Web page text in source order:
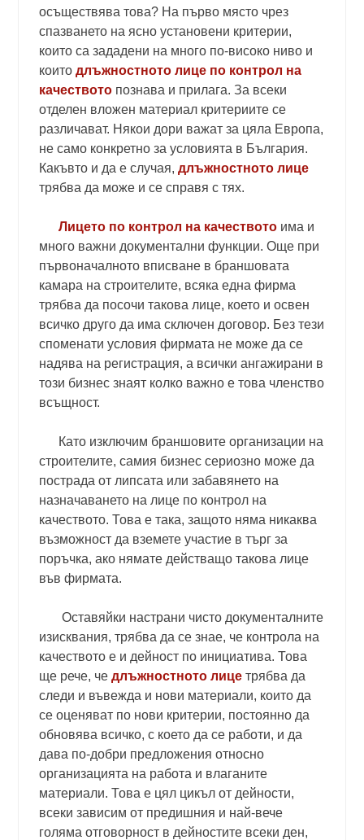
осъществява това? На първо място чрез
спазването на ясно установени критерии,
които са зададени на много по-високо ниво и
които длъжностното лице по контрол на
качеството познава и прилага. За всеки
отделен вложен материал критериите се
различават. Някои дори важат за цяла Европа,
не само конкретно за условията в България.
Какъвто и да е случая,длъжностното лице
трябва да може и се справя с тях.
Лицето по контрол на качеството има и
много важни документални функции. Още при
първоначалното вписване в браншовата
камара на строителите, всяка една фирма
трябва да посочи такова лице, което и освен
всичко друго да има сключен договор. Без тези
споменати условия фирмата не може да се
надява на регистрация, а всички ангажирани в
този бизнес знаят колко важно е това членство
всъщност.
Като изключим браншовите организации на
строителите, самия бизнес сериозно може да
пострада от липсата или забавянето на
назначаването на лице по контрол на
качеството. Това е така, защото няма никаква
възможност да вземете участие в търг за
поръчка, ако нямате действащо такова лице
във фирмата.
Оставяйки настрани чисто документалните
изисквания, трябва да се знае, че контрола на
качеството е и дейност по инициатива. Това
ще рече, че длъжностното лице трябва да
следи и въвежда и нови материали, които да
се оценяват по нови критерии, постоянно да
обновява всичко, с което да се работи, и да
дава по-добри предложения относно
организацията на работа и влаганите
материали. Това е цял цикъл от дейности,
всеки зависим от предишния и най-вече
голяма отговорност в дейностите всеки ден,